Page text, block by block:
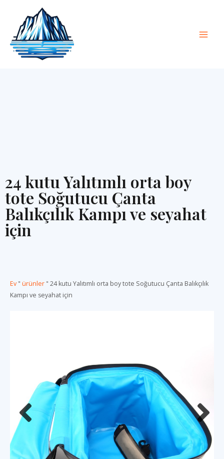
24 kutu Yalıtımlı orta boy
tote Soğutucu Çanta
Balıkçılık Kampı ve seyahat
için
Ev " ürünler " 24 kutu Yalıtımlı orta boy tote Soğutucu Çanta Balıkçılık
Kampı ve seyahat için